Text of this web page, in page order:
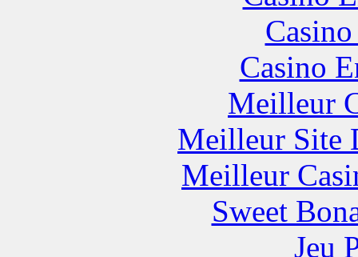
Casino
Meilleur
Meilleur Site
Meilleur
Sweet
Jeu